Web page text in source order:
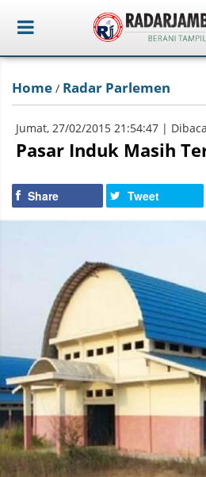
Home / Radar Parlemen
Jumat, 27/02/2015 21:54:47 |
Pasar Induk Masih
Share Tweet